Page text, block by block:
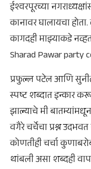
ईश्वरपूरच्या
कानावर घालायचा
कागदही माझ्याकडे
Sharad Pawar party
प्रफुल्ल पटेल आणि
स्पष्ट शब्दात इन्कार
झाल्याचे मी
वगैरे चर्चेचा प्रश्न
कोणतीही चर्चा
थांबली असा शब्दही